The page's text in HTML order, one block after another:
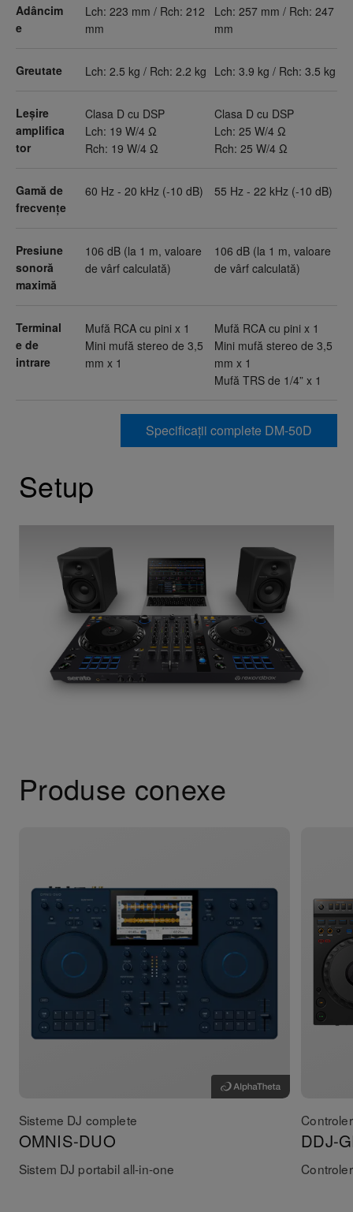
Adâncim
e
Greutate
Leșire
amplifica
tor
Gamă de
frecvențe
Presiune
sonoră
maximă
Terminal
e de
intrare
Lch: 223 mm / Rch: 212
mm
Lch: 2.5 kg / Rch: 2.2 kg
Clasa D cu DSP
Lch: 19 W/4 Ω
Rch: 19 W/4 Ω
60 Hz - 20 kHz (-10 dB)
106 dB (la 1 m, valoare
de vârf calculată)
Mufă RCA cu pini x 1
Mini mufă stereo de 3,5
mm x 1
Lch: 257 mm / Rch: 247
mm
Lch: 3.9 kg / Rch: 3.5 kg
Clasa D cu DSP
Lch: 25 W/4 Ω
Rch: 25 W/4 Ω
55 Hz - 22 kHz (-10 dB)
106 dB (la 1 m, valoare
de vârf calculată)
Mufă RCA cu pini x 1
Mini mufă stereo de 3,5
mm x 1
Mufă TRS de 1/4” x 1
Specificații complete DM-50D
Setup
Produse conexe
Sisteme DJ complete
OMNIS-DUO
Sistem DJ portabil all-in-one
DDJ-